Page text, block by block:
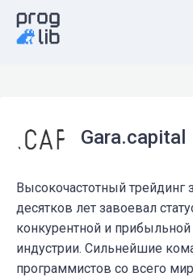
Gara.capital
Высокочастотный трейдинг
десятков лет завоевал
конкурентной и
индустрии. Сильнейшие
программистов со всего